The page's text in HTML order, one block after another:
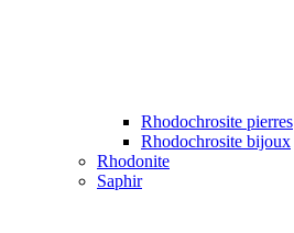
Rhodochrosite pierres
Rhodochrosite bijoux
Rhodonite
Saphir